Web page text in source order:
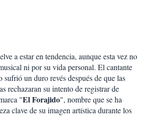
a estar en tendencia, aunque esta vez no
ni por su vida personal. El cantante
sufrió un duro revés después de que las
rechazaran su intento de registrar de
"El Forajido", nombre que se ha
clave de su imagen artística durante los